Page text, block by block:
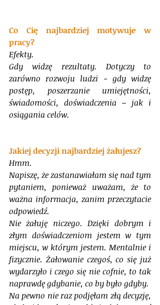
Co Cię najbardziej motywuje w
pracy?
Efekty.
Gdy widzę rezultaty. Dotyczy to
zarówno rozwoju ludzi - gdy widzę
postęp, poszerzanie umiejętności,
świadomości, doświadczenia – jak i
osiągania celów.
Jakiej decyzji najbardziej żałujesz?
Hmm.
Napiszę, że zastanawiałam się nad tym
pytaniem, ponieważ uważam, że to
ważna informacja, zanim przeczytacie
odpowiedź.
Nie żałuję niczego. Dzięki dobrym i
złym doświadczeniom jestem w tym
miejscu, w którym jestem. Mentalnie i
fizycznie. Żałowanie czegoś, co się już
wydarzyło i czego się nie cofnie, to tak
naprawdę gdybanie, co by było gdyby.
Na pewno nie raz podjęłam złą decyzję,